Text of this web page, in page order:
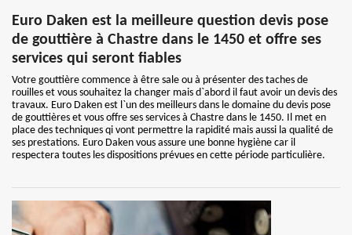
Euro Daken est la meilleure question devis pose
de gouttière à Chastre dans le 1450 et offre ses
services qui seront fiables
Votre gouttière commence à être sale ou à présenter des taches de
rouilles et vous souhaitez la changer mais d`abord il faut avoir un devis des
travaux. Euro Daken est l`un des meilleurs dans le domaine du devis pose
de gouttières et vous offre ses services à Chastre dans le 1450. Il met en
place des techniques qi vont permettre la rapidité mais aussi la qualité de
ses prestations. Euro Daken vous assure une bonne hygiène car il
respectera toutes les dispositions prévues en cette période particulière.